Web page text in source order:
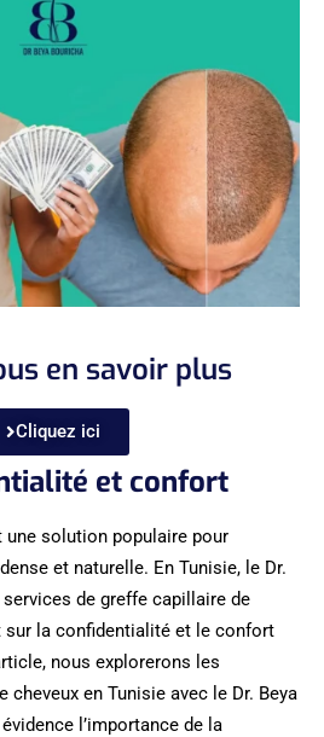
en savoir plus
Cliquez ici
et confort
une solution populaire pour
et naturelle. En Tunisie, le Dr.
de greffe capillaire de
sur la confidentialité et le confort
nous explorerons les
cheveux en Tunisie avec le Dr. Beya
l’importance de la